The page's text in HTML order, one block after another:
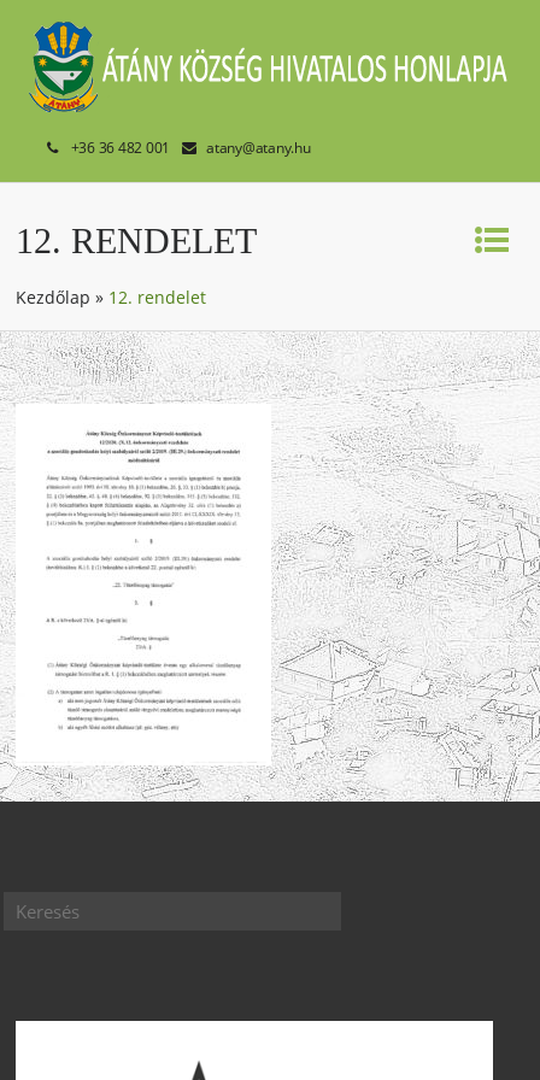
+36 36 482 001 atany@atany.hu
12. RENDELET
Kezdőlap » 12. rendelet